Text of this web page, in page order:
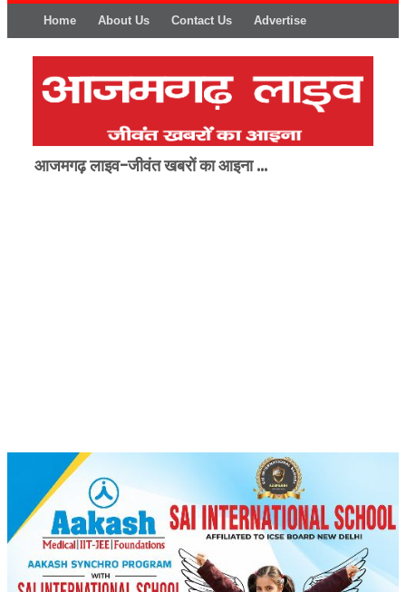
Home About Us Contact Us Advertise
आजमगढ़ लाइव-जीवंत खबरों का आइना ...